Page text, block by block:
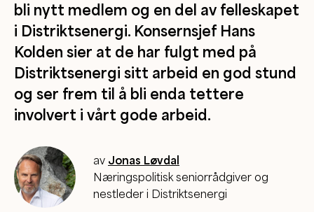
bli nytt medlem og en del av felleskapet
i Distriktsenergi. Konsernsjef Hans
Kolden sier at de har fulgt med på
Distriktsenergi sitt arbeid en god stund
og ser frem til å bli enda tettere
involvert i vårt gode arbeid.
av Jonas Løvdal
Næringspolitisk seniorrådgiver og
nestleder i Distriktsenergi